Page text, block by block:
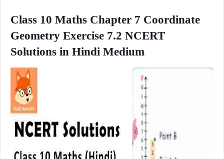
Class 10 Maths Chapter 7 Coordinate
Geometry Exercise 7.2 NCERT
Solutions in Hindi Medium